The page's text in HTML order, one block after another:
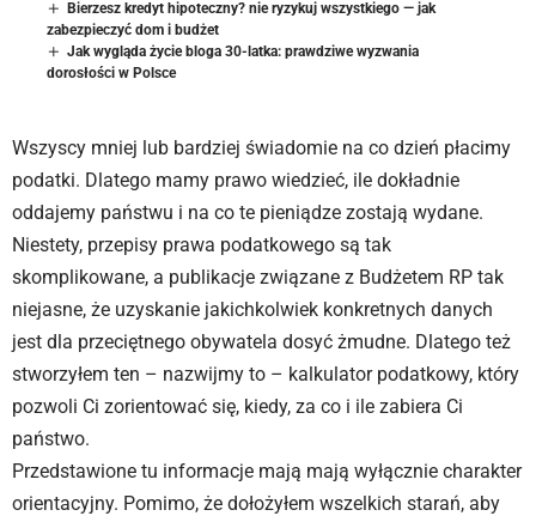
Bierzesz kredyt hipoteczny? nie ryzykuj wszystkiego — jak
zabezpieczyć dom i budżet
Jak wygląda życie bloga 30-latka: prawdziwe wyzwania
dorosłości w Polsce
Wszyscy mniej lub bardziej świadomie na co dzień płacimy
podatki. Dlatego mamy prawo wiedzieć, ile dokładnie
oddajemy państwu i na co te pieniądze zostają wydane.
Niestety, przepisy prawa podatkowego są tak
skomplikowane, a publikacje związane z Budżetem RP tak
niejasne, że uzyskanie jakichkolwiek konkretnych danych
jest dla przeciętnego obywatela dosyć żmudne. Dlatego też
stworzyłem ten – nazwijmy to – kalkulator podatkowy, który
pozwoli Ci zorientować się, kiedy, za co i ile zabiera Ci
państwo.
Przedstawione tu informacje mają mają wyłącznie charakter
orientacyjny. Pomimo, że dołożyłem wszelkich starań, aby